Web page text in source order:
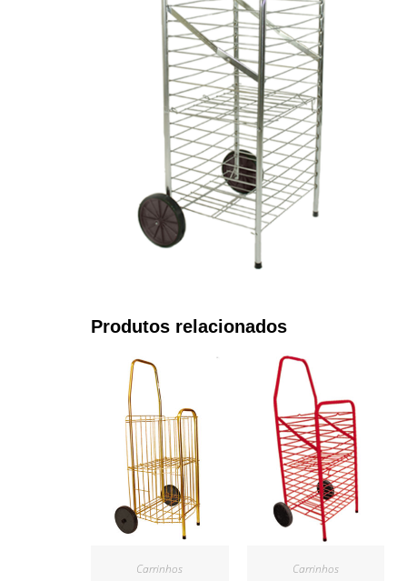
Produtos relacionados
Carrinhos Carrinhos